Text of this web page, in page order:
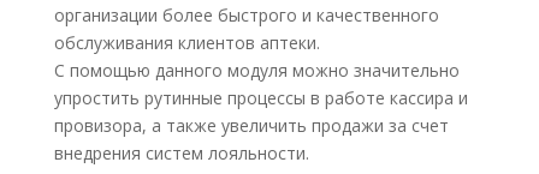
организации более быстрого и качественного
обслуживания клиентов аптеки.
С помощью данного модуля можно значительно
упростить рутинные процессы в работе кассира и
провизора, а также увеличить продажи за счет
внедрения систем лояльности.